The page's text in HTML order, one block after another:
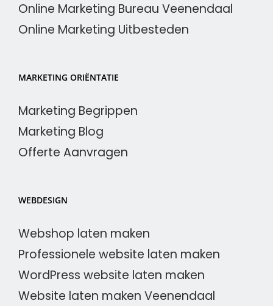
Online Marketing Bureau Veenendaal
Online Marketing Uitbesteden
MARKETING ORIËNTATIE
Marketing Begrippen
Marketing Blog
Offerte Aanvragen
WEBDESIGN
Webshop laten maken
Professionele website laten maken
WordPress website laten maken
Website laten maken Veenendaal